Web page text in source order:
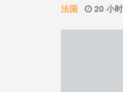
法国 20 小